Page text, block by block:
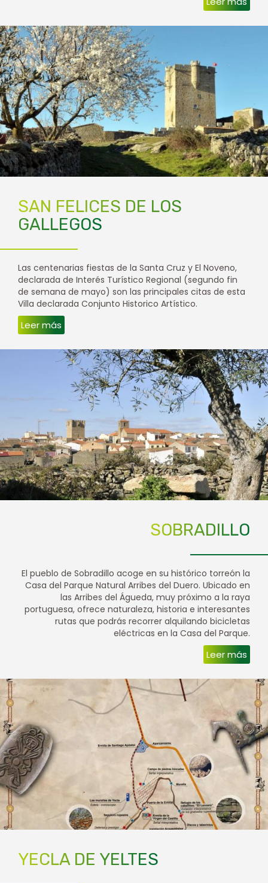
SAN FELICES DE LOS
GALLEGOS
Las centenarias fiestas de la Santa Cruz y El Noveno,
declarada de Interés Turístico Regional (segundo fin
de semana de mayo) son las principales citas de esta
Villa declarada Conjunto Historico Artístico.
Leer más
SOBRADILLO
El pueblo de Sobradillo acoge en su histórico torreón la
Casa del Parque Natural Arribes del Duero. Ubicado en
las Arribes del Águeda, muy próximo a la raya
portuguesa, ofrece naturaleza, historia e interesantes
rutas que podrás recorrer alquilando bicicletas
eléctricas en la Casa del Parque.
Leer más
YECLA DE YELTES